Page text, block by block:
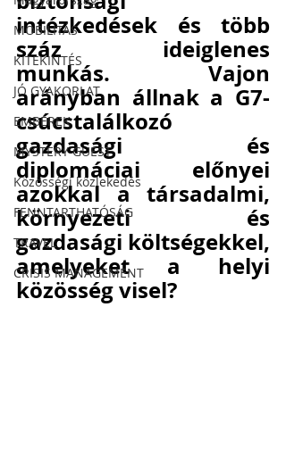
MOBILITÁS
KITEKINTÉS
JÓ GYAKORLAT
EMBEREK
MYSTERY GUEST
Közösségi közlekedés
FENNTARTHATÓSÁG
TRAVEL
CRISIS MANAGEMENT
intézkedések és több
száz ideiglenes
munkás. Vajon
arányban állnak a G7-
csúcstalálkozó
gazdasági és
diplomáciai előnyei
azokkal a társadalmi,
környezeti és
gazdasági költségekkel,
amelyeket a helyi
közösség visel?